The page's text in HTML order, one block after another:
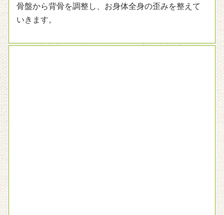
骨盤から背骨を調整し、お身体全身の歪みを整えて
いきます。